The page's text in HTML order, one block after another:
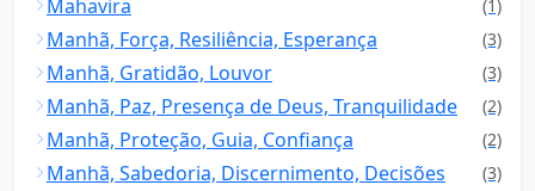
Mahavira (1)
Manhã, Força, Resiliência, Esperança (3)
Manhã, Gratidão, Louvor (3)
Manhã, Paz, Presença de Deus, Tranquilidade (2)
Manhã, Proteção, Guia, Confiança (2)
Manhã, Sabedoria, Discernimento, Decisões (3)